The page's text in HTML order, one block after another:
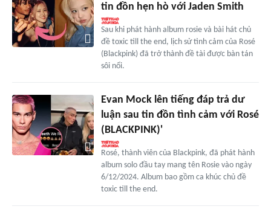
tin đồn hẹn hò với Jaden Smith
Sau khi phát hành album rosie và bài hát chủ
đề toxic till the end, lịch sử tình cảm của Rosé
(Blackpink) đã trở thành đề tài được bàn tán
sôi nổi.
Evan Mock lên tiếng đáp trả dư
luận sau tin đồn tình cảm với Rosé
(BLACKPINK)'
Rosé, thành viên của Blackpink, đã phát hành
album solo đầu tay mang tên Rosie vào ngày
6/12/2024. Album bao gồm ca khúc chủ đề
toxic till the end.